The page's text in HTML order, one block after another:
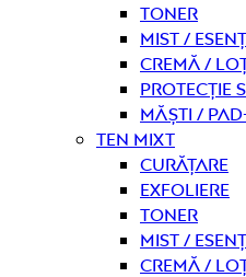
Toner
Mist /
Cremă /
Protecție
Măști /
Ten mixt
curățare
Exfoliere
Toner
Mist /
Cremă /